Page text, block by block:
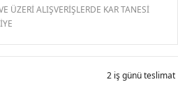
ÜZERİ ALIŞVERİŞLERDE KAR TANESİ
2 iş günü teslimat